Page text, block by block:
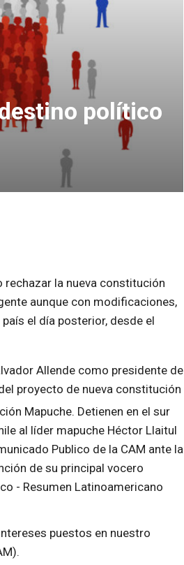
político
la nueva constitución
aunque con modificaciones,
el día posterior, desde el
Allende como presidente de
proyecto de nueva constitución
puestos en nuestro